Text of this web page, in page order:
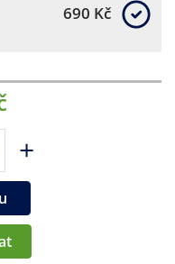
690 Kč
+